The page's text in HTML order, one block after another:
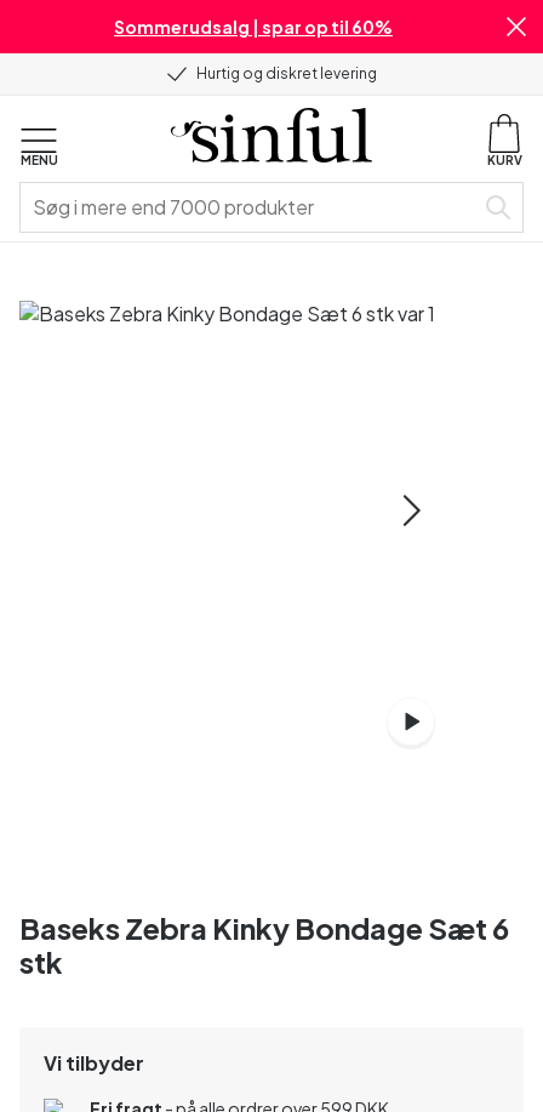
Sommerudsalg | spar op til 60%
Hurtig og diskret levering
MENU KURV
Baseks Zebra Kinky Bondage Sæt 6
stk
Vi tilbyder